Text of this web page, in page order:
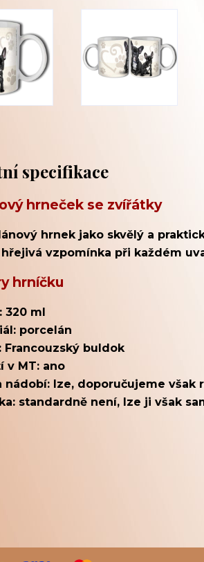
specifikace
hrneček se zvířátky
hrnek jako skvělý a
hřejivá vzpomínka při každém
hrníčku
320 ml
porcelán
Francouzský buldok
v MT: ano
nádobí: lze, doporučujeme však
standardně není, lze ji však